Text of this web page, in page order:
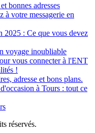
bonnes adresses
à votre messagerie en
2025 : Ce que vous devez
voyage inoubliable
vous connecter à l'ENT
!
adresse et bons plans.
à Tours : tout ce
réservés.